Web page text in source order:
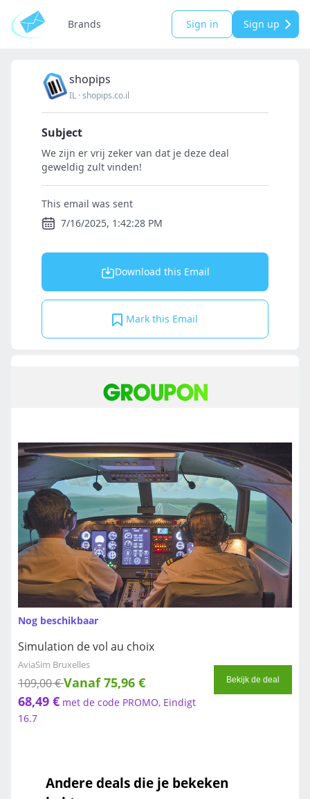
Brands Sign in Sign up
shopips
IL ·shopips.co.il
Subject
We zijn er vrij zeker van dat je deze deal
geweldig zult vinden!
This email was sent
7/16/2025, 1:42:28 PM
Download this Email
Mark this Email